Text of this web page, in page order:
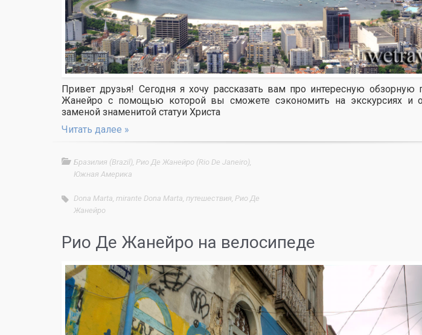
Привет друзья! Сегодня я хочу рассказать вам про интересную
Жанейро с помощью которой вы сможете сэкономить на экскурсиях и
заменой знаменитой статуи Христа
Читать далее »
Бразилия (Brazil) Рио Де Жанейро (Rio De Janeiro)
Южная Америка
Dona Marta mirante Dona Marta путешествия Рио Де
Жанейро
Рио Де Жанейро на велосипеде